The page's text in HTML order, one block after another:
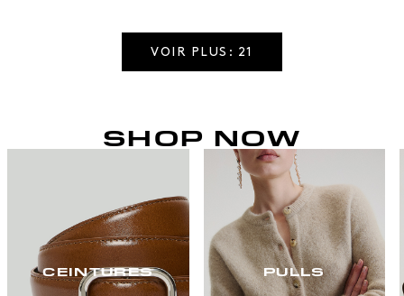
VOIR PLUS: 21
SHOP NOW
CEINTURES PULLS